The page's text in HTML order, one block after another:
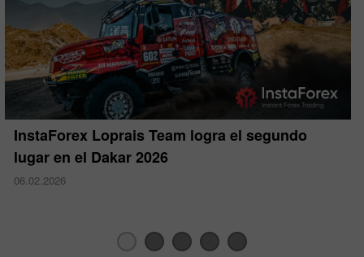
InstaForex Loprais Team logra el segundo
lugar en el Dakar 2026
06.02.2026